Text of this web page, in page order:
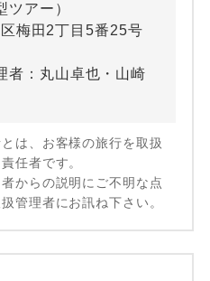
ツアー）
梅田2丁目5番25号
者：丸山卓也・山崎
は、お客様の旅行を取扱
任者です。
からの説明にご不明な点
管理者にお訊ね下さい。